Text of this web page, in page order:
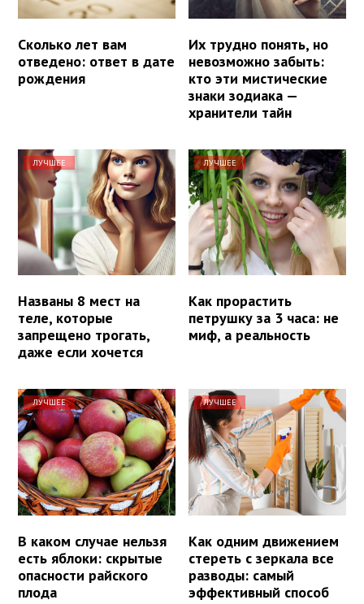
Сколько лет вам
отведено: ответ в дате
рождения
Их трудно понять, но
невозможно забыть:
кто эти мистические
знаки зодиака —
хранители тайн
ЛУЧШЕЕ
Названы 8 мест на
теле, которые
запрещено трогать,
даже если хочется
ЛУЧШЕЕ
Как прорастить
петрушку за 3 часа: не
миф, а реальность
ЛУЧШЕЕ
В каком случае нельзя
есть яблоки: скрытые
опасности райского
плода
ЛУЧШЕЕ
Как одним движением
стереть с зеркала все
разводы: самый
эффективный способ